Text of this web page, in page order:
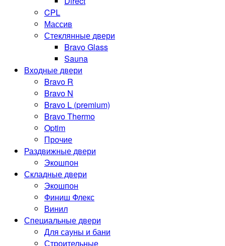
CPL
Массив
Стеклянные двери
Bravo Glass
Sauna
Входные двери
Bravo R
Bravo N
Bravo L (premium)
Bravo Thermo
Optim
Прочие
Раздвижные двери
Экошпон
Складные двери
Экошпон
Финиш Флекс
Винил
Специальные двери
Для сауны и бани
Строительные